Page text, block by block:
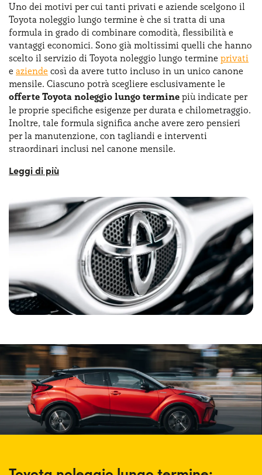
Uno dei motivi per cui tanti privati e aziende scelgono il
Toyota noleggio lungo termine è che si tratta di una
formula in grado di combinare comodità, flessibilità e
vantaggi economici. Sono già moltissimi quelli che hanno
scelto il servizio di Toyota noleggio lungo termine privati
e aziende così da avere tutto incluso in un unico canone
mensile. Ciascuno potrà scegliere esclusivamente le
offerte Toyota noleggio lungo termine più indicate per
le proprie specifiche esigenze per durata e chilometraggio.
Inoltre, tale formula significa anche avere zero pensieri
per la manutenzione, con tagliandi e interventi
straordinari inclusi nel canone mensile.
Con il Toyota noleggio lungo termine si potrà scegliere tra
trovando così una soluzione adeguata ad ogni stile di vita.
E per quanto riguarda le aziende? Chi ètitolare di
partita IVApotrà beneficiare di vantaggi fiscali
significativi, che rendono il Toyota noleggio lungo
termine molto vantaggioso e trasparente, permettendo di
guidare auto senza nuove con zero preoccupazioni, costi
nascosti e vincoli. Il tutto, con la sicurezza di mettersi alla
guida sempre di auto nuove e di poter contare
sull’affidabilità e sulla professionalità di personale
altamente qualificato come quello di Yoyomove.